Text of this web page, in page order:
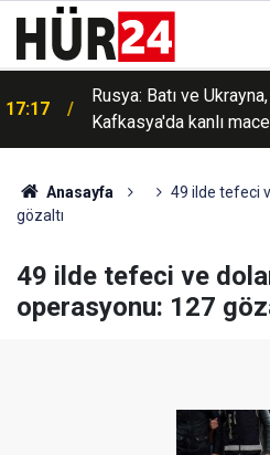
17:17
Rusya: Batı ve
Kafkasya'da kanlı
Anasayfa
49 ilde tefeci
gözaltı
49 ilde tefeci ve
operasyonu: 127